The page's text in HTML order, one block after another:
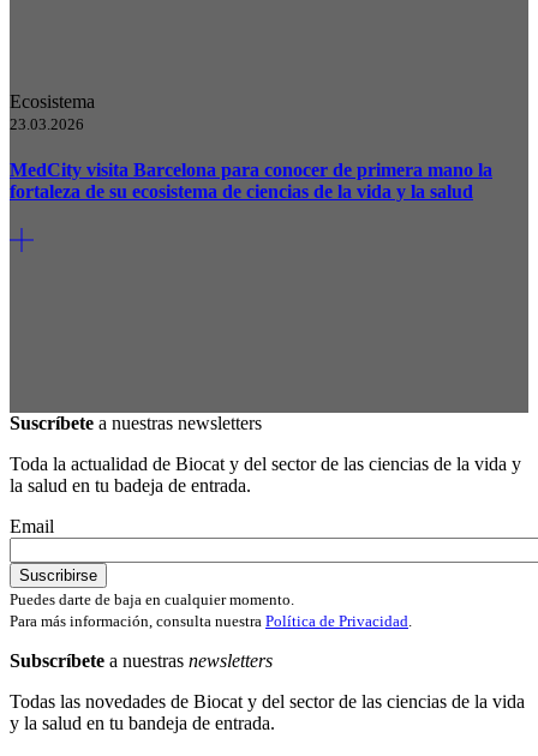
Ecosistema
23.03.2026
MedCity visita Barcelona para conocer de primera mano la
fortaleza de su ecosistema de ciencias de la vida y la salud
Suscríbete a nuestras newsletters
Toda la actualidad de Biocat y del sector de las ciencias de la vida y
la salud en tu badeja de entrada.
Email
Puedes darte de baja en cualquier momento.
Para más información, consulta nuestra Política de Privacidad.
Subscríbete a nuestras newsletters
Todas las novedades de Biocat y del sector de las ciencias de la vida
y la salud en tu bandeja de entrada.